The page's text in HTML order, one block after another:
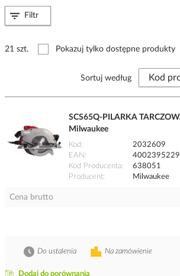
21 szt. Pokazuj tylko dostępne produkty
Sortuj według
SCS65Q-PILARKA
Milwaukee
Kod
2032609
EAN
Kod Producenta
638051
Producent
Milwaukee
Cena brutto
Dodaj do porównania
Na zamówienie
Do ustalenia
Filtr